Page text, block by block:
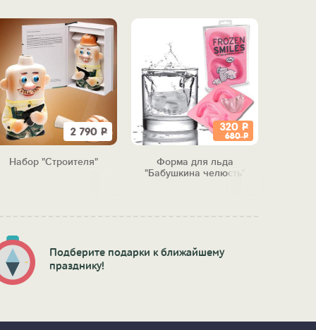
2 790 Р
Набор "Строителя"
320 Р
680Р
Форма для льда
"Бабушкина челюсть"
Подберите подарки к ближайшему
празднику!